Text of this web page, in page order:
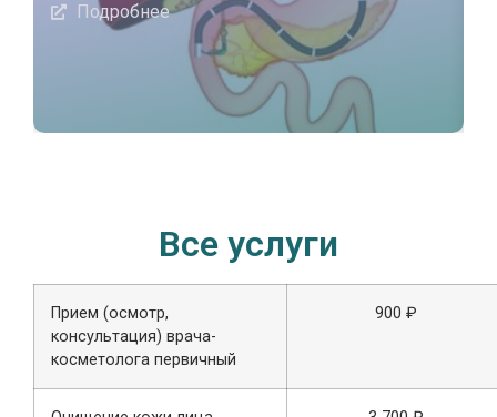
Подробнее
Все услуги
Прием (осмотр,
консультация) врача-
косметолога первичный
900 ₽